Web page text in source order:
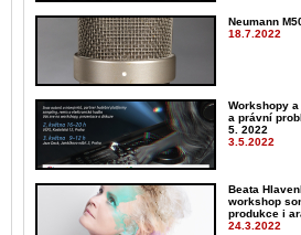
Neumann
18.7.2022
Workshopy
a právní
5. 2022
3.5.2022
Beata
workshop
produkce i
24.3.2022